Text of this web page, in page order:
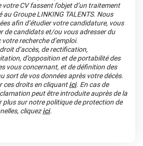
CV fassent l’objet d’un traitement
Groupe LINKING TALENTS. Nous
afin d’étudier votre candidature, vous
de candidats et/ou vous adresser du
recherche d’emploi.
d’accès, de rectification,
d’opposition et de portabilité des
vous concernant, et de définition des
sort de vos données après votre décès.
ces droits en cliquantici. En cas de
peut être introduite auprès de la
plus sur notre politique de protection de
cliquezici.